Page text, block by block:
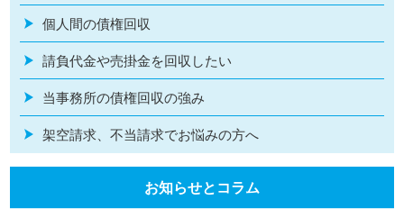
個人間の債権回収
請負代金や売掛金を回収したい
当事務所の債権回収の強み
架空請求、不当請求でお悩みの方へ
お知らせとコラム